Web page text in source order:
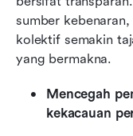
sumber
kolektif semakin
yang bermakna.
Mencegah
kekacauan